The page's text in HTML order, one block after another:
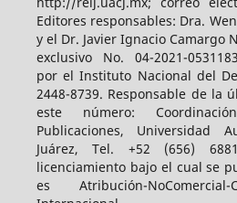
Editores responsables: Dra.
y el Dr. Javier Ignacio Camargo
exclusivo No. 04-2021-
por el Instituto Nacional del
2448-8739. Responsable de la
este número:
Publicaciones, Universidad
Juárez, Tel. +52 (656)
licenciamiento bajo el cual se
es Atribución-